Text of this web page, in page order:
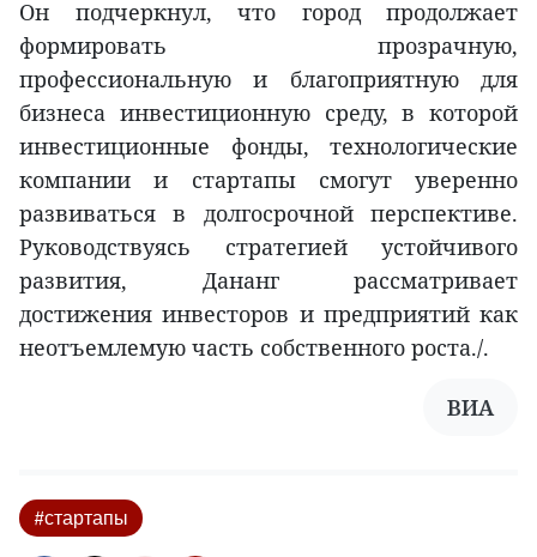
Он подчеркнул, что город продолжает
формировать прозрачную,
профессиональную и благоприятную для
бизнеса инвестиционную среду, в которой
инвестиционные фонды, технологические
компании и стартапы смогут уверенно
развиваться в долгосрочной перспективе.
Руководствуясь стратегией устойчивого
развития, Дананг рассматривает
достижения инвесторов и предприятий как
неотъемлемую часть собственного роста./.
ВИА
#стартапы